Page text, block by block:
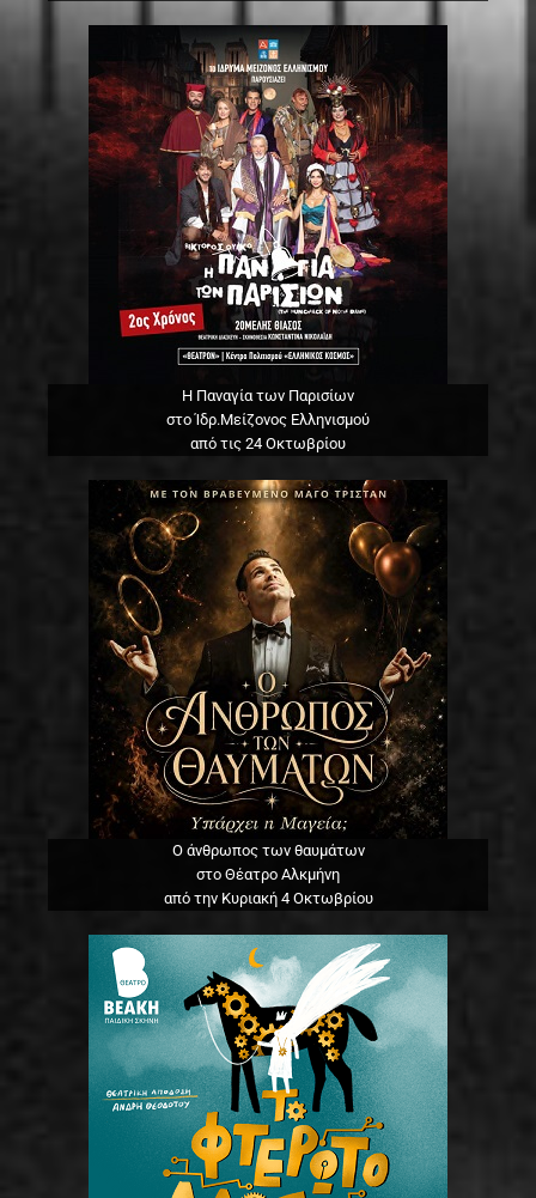
Η Παναγία των Παρισίων
στο Ίδρ.Μείζονος Ελληνισμού
από τις 24 Οκτωβρίου
Ο άνθρωπος των θαυμάτων
στο Θέατρο Αλκμήνη
από την Κυριακή 4 Οκτωβρίου